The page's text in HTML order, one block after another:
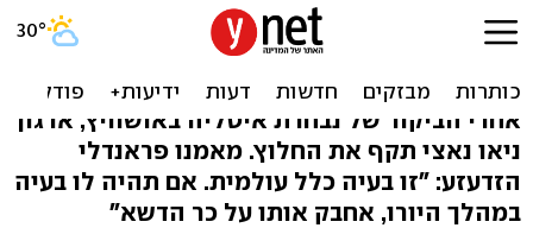
"באלוטלי, אתה שחור ויהודי,
תשחק עבור ישראל"
אחרי הביקור של נבחרת איטליה באושוויץ, ארגון
ניאו נאצי תקף את החלוץ. מאמנו פראנדלי
הזדעזע: "זו בעיה כלל עולמית. אם תהיה לו בעיה
במהלך היורו, אחבק אותו על כר הדשא"